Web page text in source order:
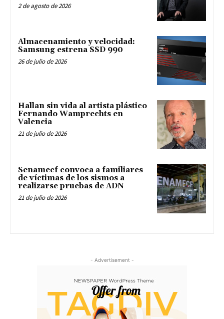
2 de agosto de 2026
Almacenamiento y velocidad:
Samsung estrena SSD 990
26 de julio de 2026
Hallan sin vida al artista plástico
Fernando Wamprechts en
Valencia
21 de julio de 2026
Senamecf convoca a familiares
de víctimas de los sismos a
realizarse pruebas de ADN
21 de julio de 2026
- Advertisement -